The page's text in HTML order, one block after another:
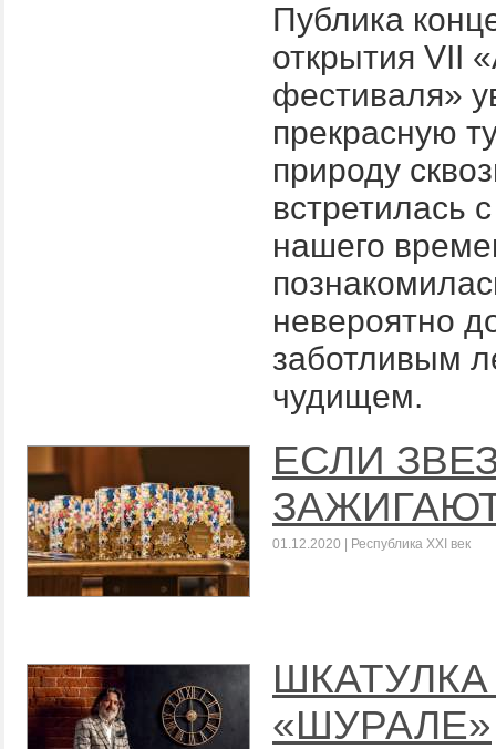
Публика
открытия VII
фестиваля»
прекрасную
природу
встретилась
нашего
невероятно
заботливым
чудищем.
ЕСЛИ
01.12.2020 | Республика XXI век
«ШУРАЛЕ»